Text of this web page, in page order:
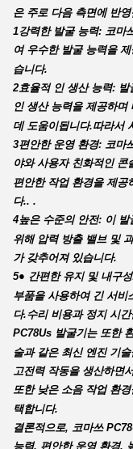
은 주로 다음 측면에 반
1강력한 발굴 능력: 코마
여 우수한 발굴 능력을
습니다.
2효율적 인 생산 능력:
인 생산 능력을 제공하
데 도움이됩니다.따라서
3편안한 운영 환경: 코마
야와 사용자 친화적인 콘
편안한 작업 환경을 제공
다.. .
4높은 수준의 안전: 이
위해 압력 방출 밸브 및
가 갖추어져 있습니다.
5● 간편한 유지 및 내구
부품을 사용하여 긴 서비
다.수리 비용과 정지 시
PC78Us 발굴기는 또한
술과 같은 최신 엔진 기
고전력 작동을 생산하면
또한 낮은 소음 작업 환
택합니다.
결론적으로, 코마쓰
능력, 편안한 운영 환경,